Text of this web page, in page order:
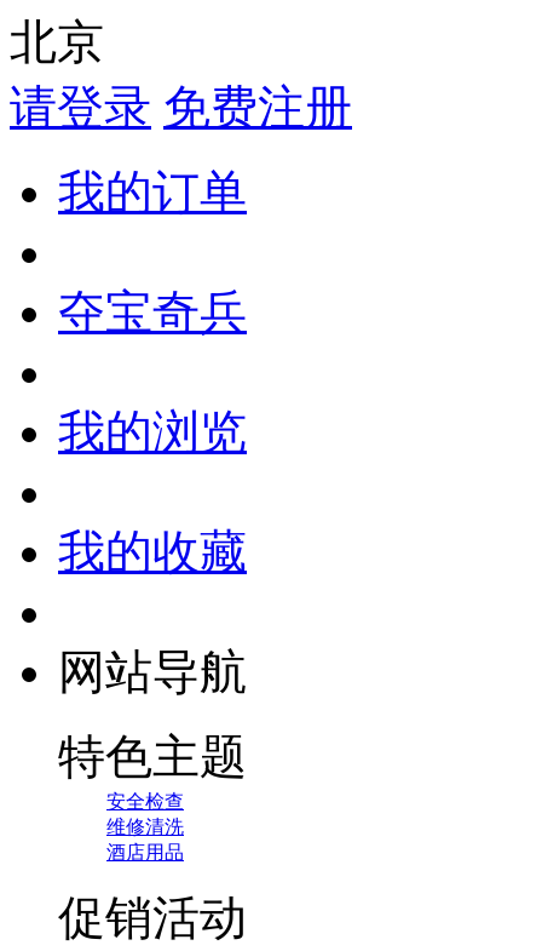
北京
请登录 免费注册
我的订单
夺宝奇兵
我的浏览
我的收藏
网站导航
特色主题
安全检查
维修清洗
酒店用品
促销活动